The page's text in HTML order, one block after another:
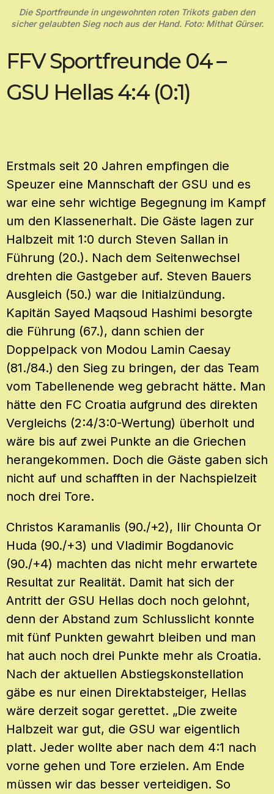
Die Sportfreunde in ungewohnten roten Trikots gaben den
sicher gelaubten Sieg noch aus der Hand. Foto: Mithat Gürser.
FFV Sportfreunde 04 –
GSU Hellas 4:4 (0:1)
Erstmals seit 20 Jahren empfingen die
Speuzer eine Mannschaft der GSU und es
war eine sehr wichtige Begegnung im Kampf
um den Klassenerhalt. Die Gäste lagen zur
Halbzeit mit 1:0 durch Steven Sallan in
Führung (20.). Nach dem Seitenwechsel
drehten die Gastgeber auf. Steven Bauers
Ausgleich (50.) war die Initialzündung.
Kapitän Sayed Maqsoud Hashimi besorgte
die Führung (67.), dann schien der
Doppelpack von Modou Lamin Caesay
(81./84.) den Sieg zu bringen, der das Team
vom Tabellenende weg gebracht hätte. Man
hätte den FC Croatia aufgrund des direkten
Vergleichs (2:4/3:0-Wertung) überholt und
wäre bis auf zwei Punkte an die Griechen
herangekommen. Doch die Gäste gaben sich
nicht auf und schafften in der Nachspielzeit
noch drei Tore.
Christos Karamanlis (90./+2), Ilir Chounta Or
Huda (90./+3) und Vladimir Bogdanovic
(90./+4) machten das nicht mehr erwartete
Resultat zur Realität. Damit hat sich der
Antritt der GSU Hellas doch noch gelohnt,
denn der Abstand zum Schlusslicht konnte
mit fünf Punkten gewahrt bleiben und man
hat auch noch drei Punkte mehr als Croatia.
Nach der aktuellen Abstiegskonstellation
gäbe es nur einen Direktabsteiger, Hellas
wäre derzeit sogar gerettet. „Die zweite
Halbzeit war gut, die GSU war eigentlich
platt. Jeder wollte aber nach dem 4:1 nach
vorne gehen und Tore erzielen. Am Ende
müssen wir das besser verteidigen. So